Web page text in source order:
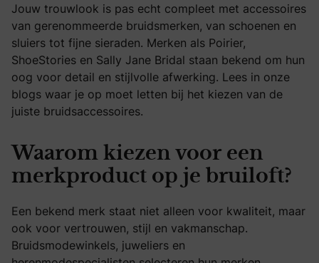
Jouw trouwlook is pas echt compleet met accessoires
van gerenommeerde bruidsmerken, van schoenen en
sluiers tot fijne sieraden. Merken als Poirier,
ShoeStories en Sally Jane Bridal staan bekend om hun
oog voor detail en stijlvolle afwerking. Lees in onze
blogs waar je op moet letten bij het kiezen van de
juiste bruidsaccessoires.
Waarom kiezen voor een
merkproduct op je bruiloft?
Een bekend merk staat niet alleen voor kwaliteit, maar
ook voor vertrouwen, stijl en vakmanschap.
Bruidsmodewinkels, juweliers en